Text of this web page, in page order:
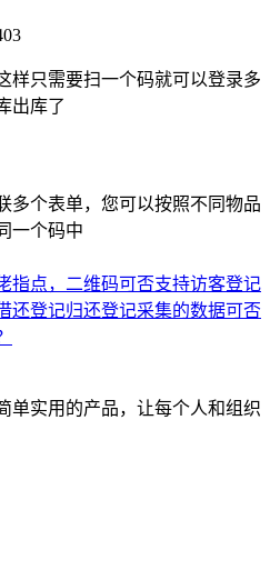
样只需要扫一个码就可以登录多
出库了
多个表单，您可以按照不同物品
一个码中
指点，二维码可否支持访客登记
还登记归还登记采集的数据可否
单实用的产品，让每个人和组织